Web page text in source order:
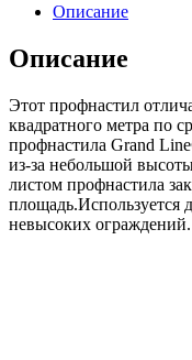
PurPro
Matt
275
8017
шоколад
Описание
Описание
Этот профнастил
квадратного метра по
профнастила Grand
из-за небольшой
листом профнастила
площадь.Используется
невысоких ограждений.